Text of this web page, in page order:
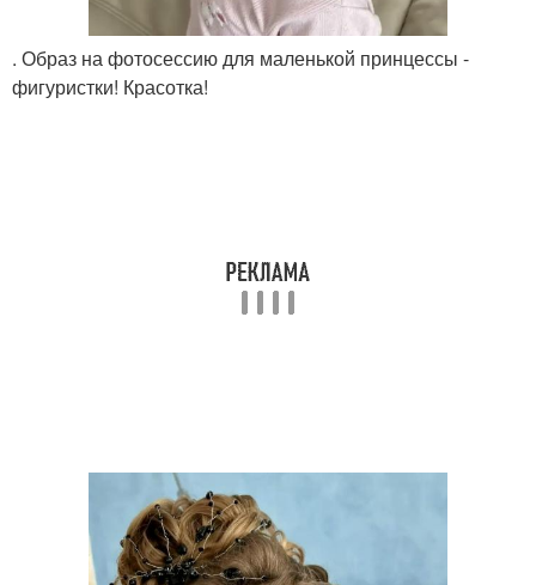
. Образ на фотосессию для маленькой принцессы -
фигуристки! Красотка!